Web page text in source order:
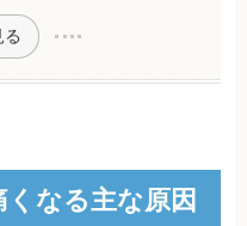
る
なる主な原因